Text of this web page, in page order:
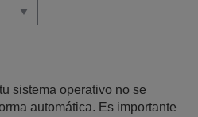
sistema operativo no se
automática. Es importante